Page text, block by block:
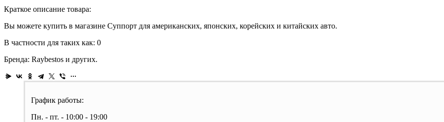
Краткое описание товара:
Вы можете купить в магазине Суппорт для американских, японских, корейских и китайских авто.
В частности для таких как: 0
Бренда: Raybestos и других.
График работы:
Пн. - пт. - 10:00 - 19:00